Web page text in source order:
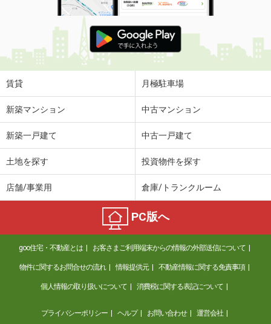
賃貸 月極駐車場
新築マンション 中古マンション
新築一戸建て 中古一戸建て
土地を探す 投資物件を探す
店舗/事業用 倉庫/トランクルーム
PC版へ
goo住宅・不動産とは お客さまご利用端末からの情報の外部送信について
物件に関するお問合せの流れ 情報提供元 不動産情報に関する免責事項
個人情報の取り扱いについて 消費税に関する表記について
プライバシーポリシー ヘルプ お問い合わせ 運営会社